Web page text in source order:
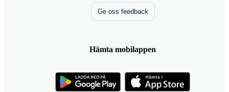
Ge oss feedback
Hämta mobilappen